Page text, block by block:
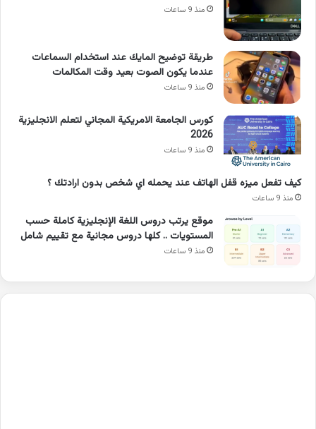
منذ 9 ساعات
طريقة توضيح المايك عند استخدام السماعات
عندما يكون الصوت بعيد وقت المكالمات
منذ 9 ساعات
كورس الجامعة الامريكية المجاني لتعلم الانجليزية
2026
منذ 9 ساعات
كيف تفعل ميزه قفل الهاتف عند يحمله اي شخص بدون ارادتك ؟
منذ 9 ساعات
موقع يرتب دروس اللغة الإنجليزية كاملة حسب
المستويات .. كلها دروس مجانية مع تقييم شامل
منذ 9 ساعات